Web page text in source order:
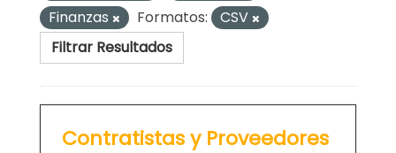
Finanzas
Formatos:
CSV
Filtrar Resultados
Contratistas y Proveedores